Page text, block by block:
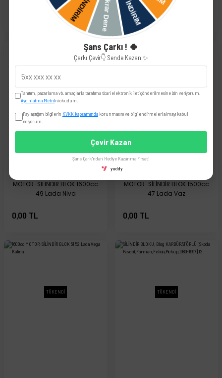
45.999,90 TL 0,00 TL
TÜKENDİ
MOTOR-SILINDIR BLOK 1600cc
49 Lada Niva
0,00 TL
TÜKENDİ
MOTOR-SİLİNDİR BLOK 1500cc
47 Lada Vaz
0,00 TL
TÜKENDİ TÜKENDİ
Şans Çarkı ! 🍀
Çarkı Çevir👇 Sende Kazan ✨
Tanıtım, pazarlama vb. amaçlarla tarafıma ticari elektronik ileti gönderilmesine izin veriyorum.
Aydınlatma Metni'ni okudum.
Paylaştığım bilgilerin KVKK kapsamındakorunmasını ve bilgilendirmeleri almayı kabul
ediyorum.
Çevir Kazan
Şans Çarkı'ndan Hediye Kazanma Fırsatı!
yuddy